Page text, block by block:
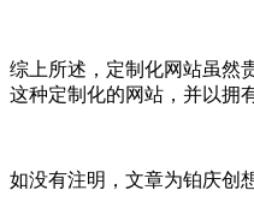
综上所述，定制化网站虽然
这种定制化的网站，并以拥
如没有注明，文章为铂庆创